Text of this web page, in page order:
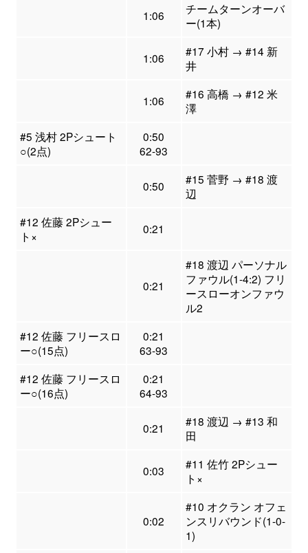
1:06
チームターンオーバ
ー(1本)
1:06
#17 小村 → #14 新
井
1:06
#16 高橋 → #12 米
澤
#5 浅村 2Pシュート
○(2点)
0:50
62-93
0:50
#15 菅野 → #18 渡
辺
#12 佐藤 2Pシュー
ト×
0:21
0:21
#18 渡辺 パーソナル
ファウル(1-4:2) フリ
ースローオンファウ
ル2
#12 佐藤 フリースロ
ー○(15点)
0:21
63-93
#12 佐藤 フリースロ
ー○(16点)
0:21
64-93
0:21
#18 渡辺 → #13 和
田
0:03
#11 佐竹 2Pシュー
ト×
0:02
#10 オクラン オフェ
ンスリバウンド(1-0-
1)